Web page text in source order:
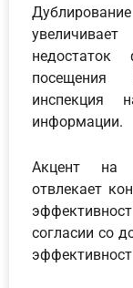
недостаток
посещения
инспекция
информации.
Акцент на
отвлекает
согласии со